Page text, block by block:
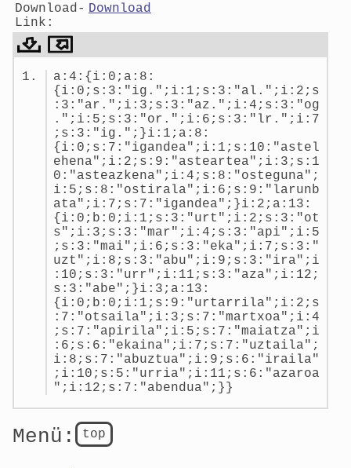
Download-
Link:
Download
Dateiansicht:
a:4:{i:0;a:8:
{i:0;s:3:"ig.";i:1;s:3:"al.";i:2;s
:3:"ar.";i:3;s:3:"az.";i:4;s:3:"og
.";i:5;s:3:"or.";i:6;s:3:"lr.";i:7
;s:3:"ig.";}i:1;a:8:
{i:0;s:7:"igandea";i:1;s:10:"astel
ehena";i:2;s:9:"asteartea";i:3;s:1
0:"asteazkena";i:4;s:8:"osteguna";
i:5;s:8:"ostirala";i:6;s:9:"larunb
ata";i:7;s:7:"igandea";}i:2;a:13:
{i:0;b:0;i:1;s:3:"urt";i:2;s:3:"ot
s";i:3;s:3:"mar";i:4;s:3:"api";i:5
;s:3:"mai";i:6;s:3:"eka";i:7;s:3:"
uzt";i:8;s:3:"abu";i:9;s:3:"ira";i
:10;s:3:"urr";i:11;s:3:"aza";i:12;
s:3:"abe";}i:3;a:13:
{i:0;b:0;i:1;s:9:"urtarrila";i:2;s
:7:"otsaila";i:3;s:7:"martxoa";i:4
;s:7:"apirila";i:5;s:7:"maiatza";i
:6;s:6:"ekaina";i:7;s:7:"uztaila";
i:8;s:7:"abuztua";i:9;s:6:"iraila"
;i:10;s:5:"urria";i:11;s:6:"azaroa
";i:12;s:7:"abendua";}}
top
Menü: